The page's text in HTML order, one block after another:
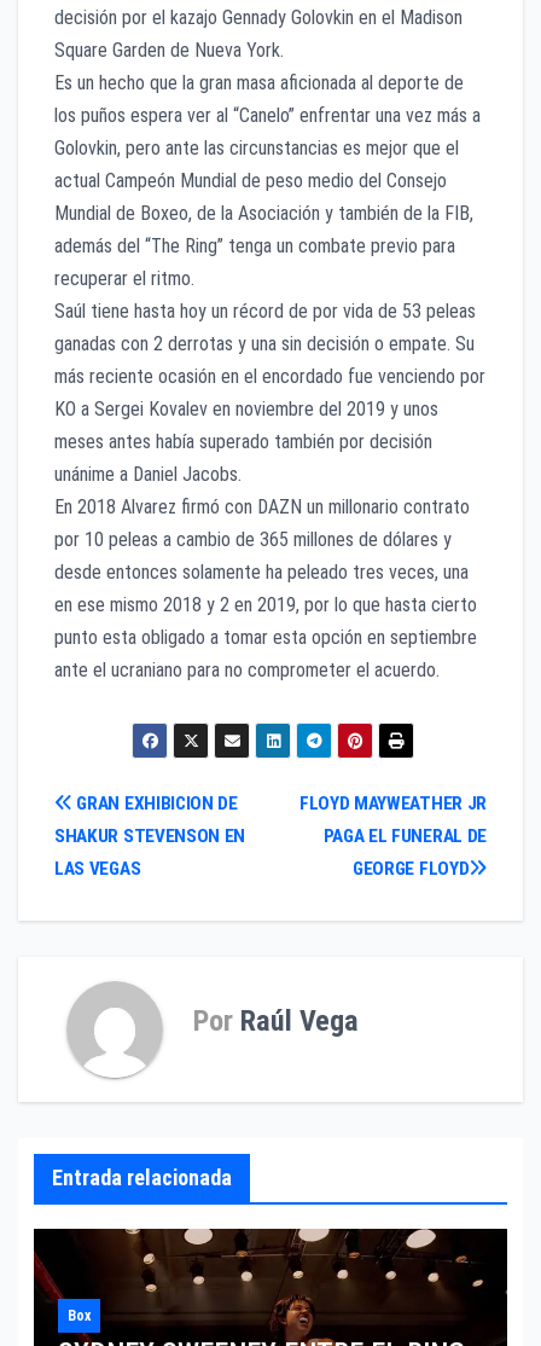
decisión por el kazajo Gennady Golovkin en el Madison
Square Garden de Nueva York.
Es un hecho que la gran masa aficionada al deporte de
los puños espera ver al “Canelo” enfrentar una vez más a
Golovkin, pero ante las circunstancias es mejor que el
actual Campeón Mundial de peso medio del Consejo
Mundial de Boxeo, de la Asociación y también de la FIB,
además del “The Ring” tenga un combate previo para
recuperar el ritmo.
Saúl tiene hasta hoy un récord de por vida de 53 peleas
ganadas con 2 derrotas y una sin decisión o empate. Su
más reciente ocasión en el encordado fue venciendo por
KO a Sergei Kovalev en noviembre del 2019 y unos
meses antes había superado también por decisión
unánime a Daniel Jacobs.
En 2018 Alvarez firmó con DAZN un millonario contrato
por 10 peleas a cambio de 365 millones de dólares y
desde entonces solamente ha peleado tres veces, una
en ese mismo 2018 y 2 en 2019, por lo que hasta cierto
punto esta obligado a tomar esta opción en septiembre
ante el ucraniano para no comprometer el acuerdo.
Navegación
de
entradas
FLOYD MAYWEATHER JR
PAGA EL FUNERAL DE
GEORGE FLOYD
GRAN EXHIBICION DE
SHAKUR STEVENSON EN
LAS VEGAS
Por Raúl Vega
Entrada relacionada
Box